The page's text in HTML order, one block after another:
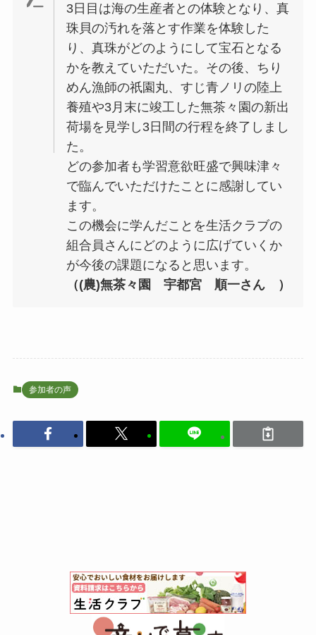
3日目は海の生産者との体験となり、真
珠貝の汚れを落とす作業を体験した
り、真珠がどのようにして宝石となる
かを教えていただいた。その後、ちり
めん漁師の祇園丸、すじ青ノリの陸上
養殖や3月末に竣工した無茶々園の新出
荷場を見学し3日間の行程を終了しまし
た。
どの参加者も学習意欲旺盛で興味津々
で臨んでいただけたことに感謝してい
ます。
この機会に学んだことを生活クラブの
組合員さんにどのように広げていくか
が今後の課題になると思います。
（(農)無茶々園 宇都宮 順一さん ）
参加者の声